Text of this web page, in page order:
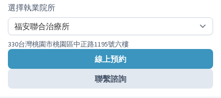
選擇執業院所
330台灣桃園市桃園區中正路1195號六樓
線上預約
聯繫諮詢